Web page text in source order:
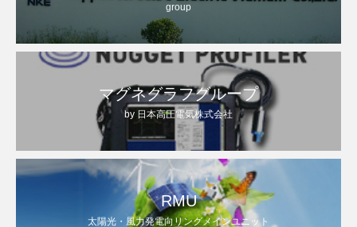
group
マグネグラフグループ
by 日本高圧電気株式会社
RMU
太陽光・風力発電向リングメインユニット